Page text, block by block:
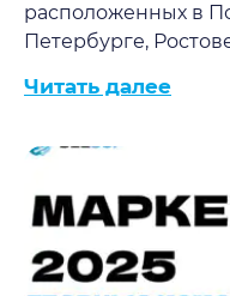
расположенных в
Петербурге,
Читать далее